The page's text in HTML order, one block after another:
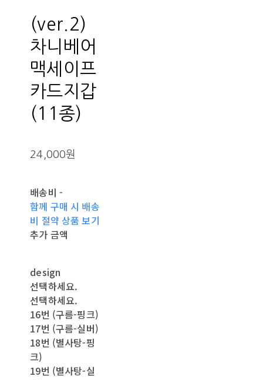
(ver.2)
차니베어
맥세이프
카드지갑
(11종)
24,000원
배송비 -
함께 구매 시 배송
비 절약 상품 보기
추가 금액
design
선택하세요.
선택하세요.
16번 (구름-핑크)
17번 (구름-실버)
18번 (별사탕-핑
크)
19번 (별사탕-실